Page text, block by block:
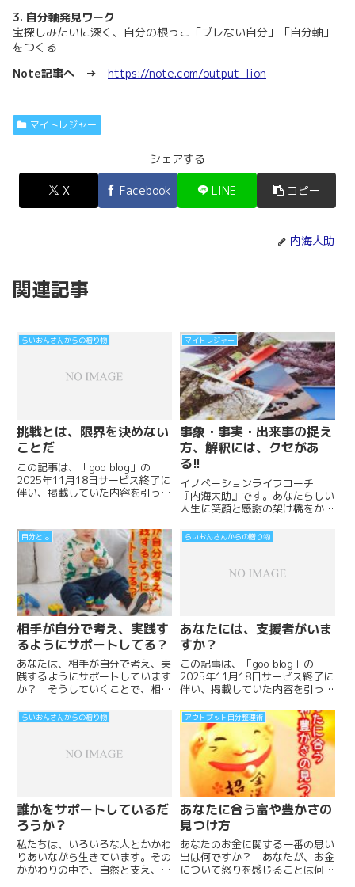
3. 自分軸発見ワーク
宝探しみたいに深く、自分の根っこ「ブレない自分」「自分軸」
をつくる
Note記事へ →
https://note.com/output_lion
マイトレジャー
シェアする
X Facebook LINE コピー
内海大助
関連記事
らいおんさんからの贈り物
挑戦とは、限界を決めない
ことだ
この記事は、「goo blog」の
2025年11月18日サービス終了に
伴い、掲載していた内容を引っ越
物」「プロフィール：らいおんさ
ん...
マイトレジャー
事象・事実・出来事の捉え
方、解釈には、クセがあ
る!!
イノベーションライフコーチ
『内海大助』です。あなたらしい
人生に笑顔と感謝の架け橋をかけ
ル・ワカル・ツナガレル・マイト
レジャークエスト自分の中に眠っ
自分とは
相手が自分で考え、実践す
るようにサポートしてる？
あなたは、相手が自分で考え、実
践するようにサポートしています
か？ そうしていくことで、相手
ったら、最強のパートナーになっ
たり、仲間になっていく。 あな
る最幸の未来を築いていく仲間が
らいおんさんからの贈り物
あなたには、支援者がいま
すか？
この記事は、「goo blog」の
2025年11月18日サービス終了に
伴い、掲載していた内容を引っ越
イトル：らいおんさんからの贈り
物」「プロフィール：らいおんさ
ん...
らいおんさんからの贈り物
誰かをサポートしているだ
ろうか？
私たちは、いろいろな人とかかわ
りあいながら生きています。その
かかわりの中で、自然と支え、支
アウトプット自分整理術
あなたに合う富や豊かさの
見つけ方
あなたのお金に関する一番の思い
出は何ですか？ あなたが、お金
について怒りを感じることは何で